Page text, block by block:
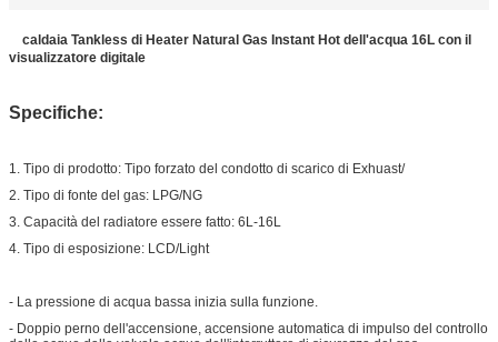
caldaia Tankless di Heater Natural Gas Instant Hot dell'acqua 16L con il
visualizzatore digitale
Specifiche:
1. Tipo di prodotto: Tipo forzato del condotto di scarico di Exhuast/
2. Tipo di fonte del gas: LPG/NG
3. Capacità del radiatore essere fatto: 6L-16L
4. Tipo di esposizione: LCD/Light
- La pressione di acqua bassa inizia sulla funzione.
- Doppio perno dell'accensione, accensione automatica di impulso del controllo